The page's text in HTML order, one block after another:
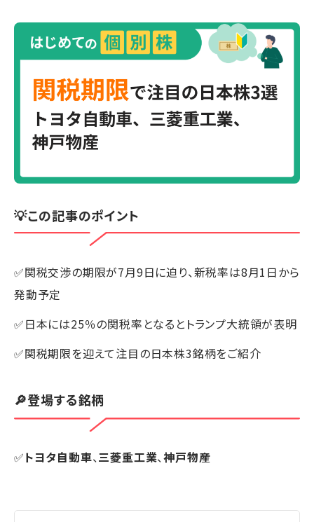
💡この記事のポイント
✅関税交渉の期限が7月9日に迫り、新税率は8月1日から
発動予定
✅日本には25％の関税率となるとトランプ大統領が表明
✅関税期限を迎えて注目の日本株3銘柄をご紹介
🔎登場する銘柄
✅トヨタ自動車、三菱重工業、神戸物産